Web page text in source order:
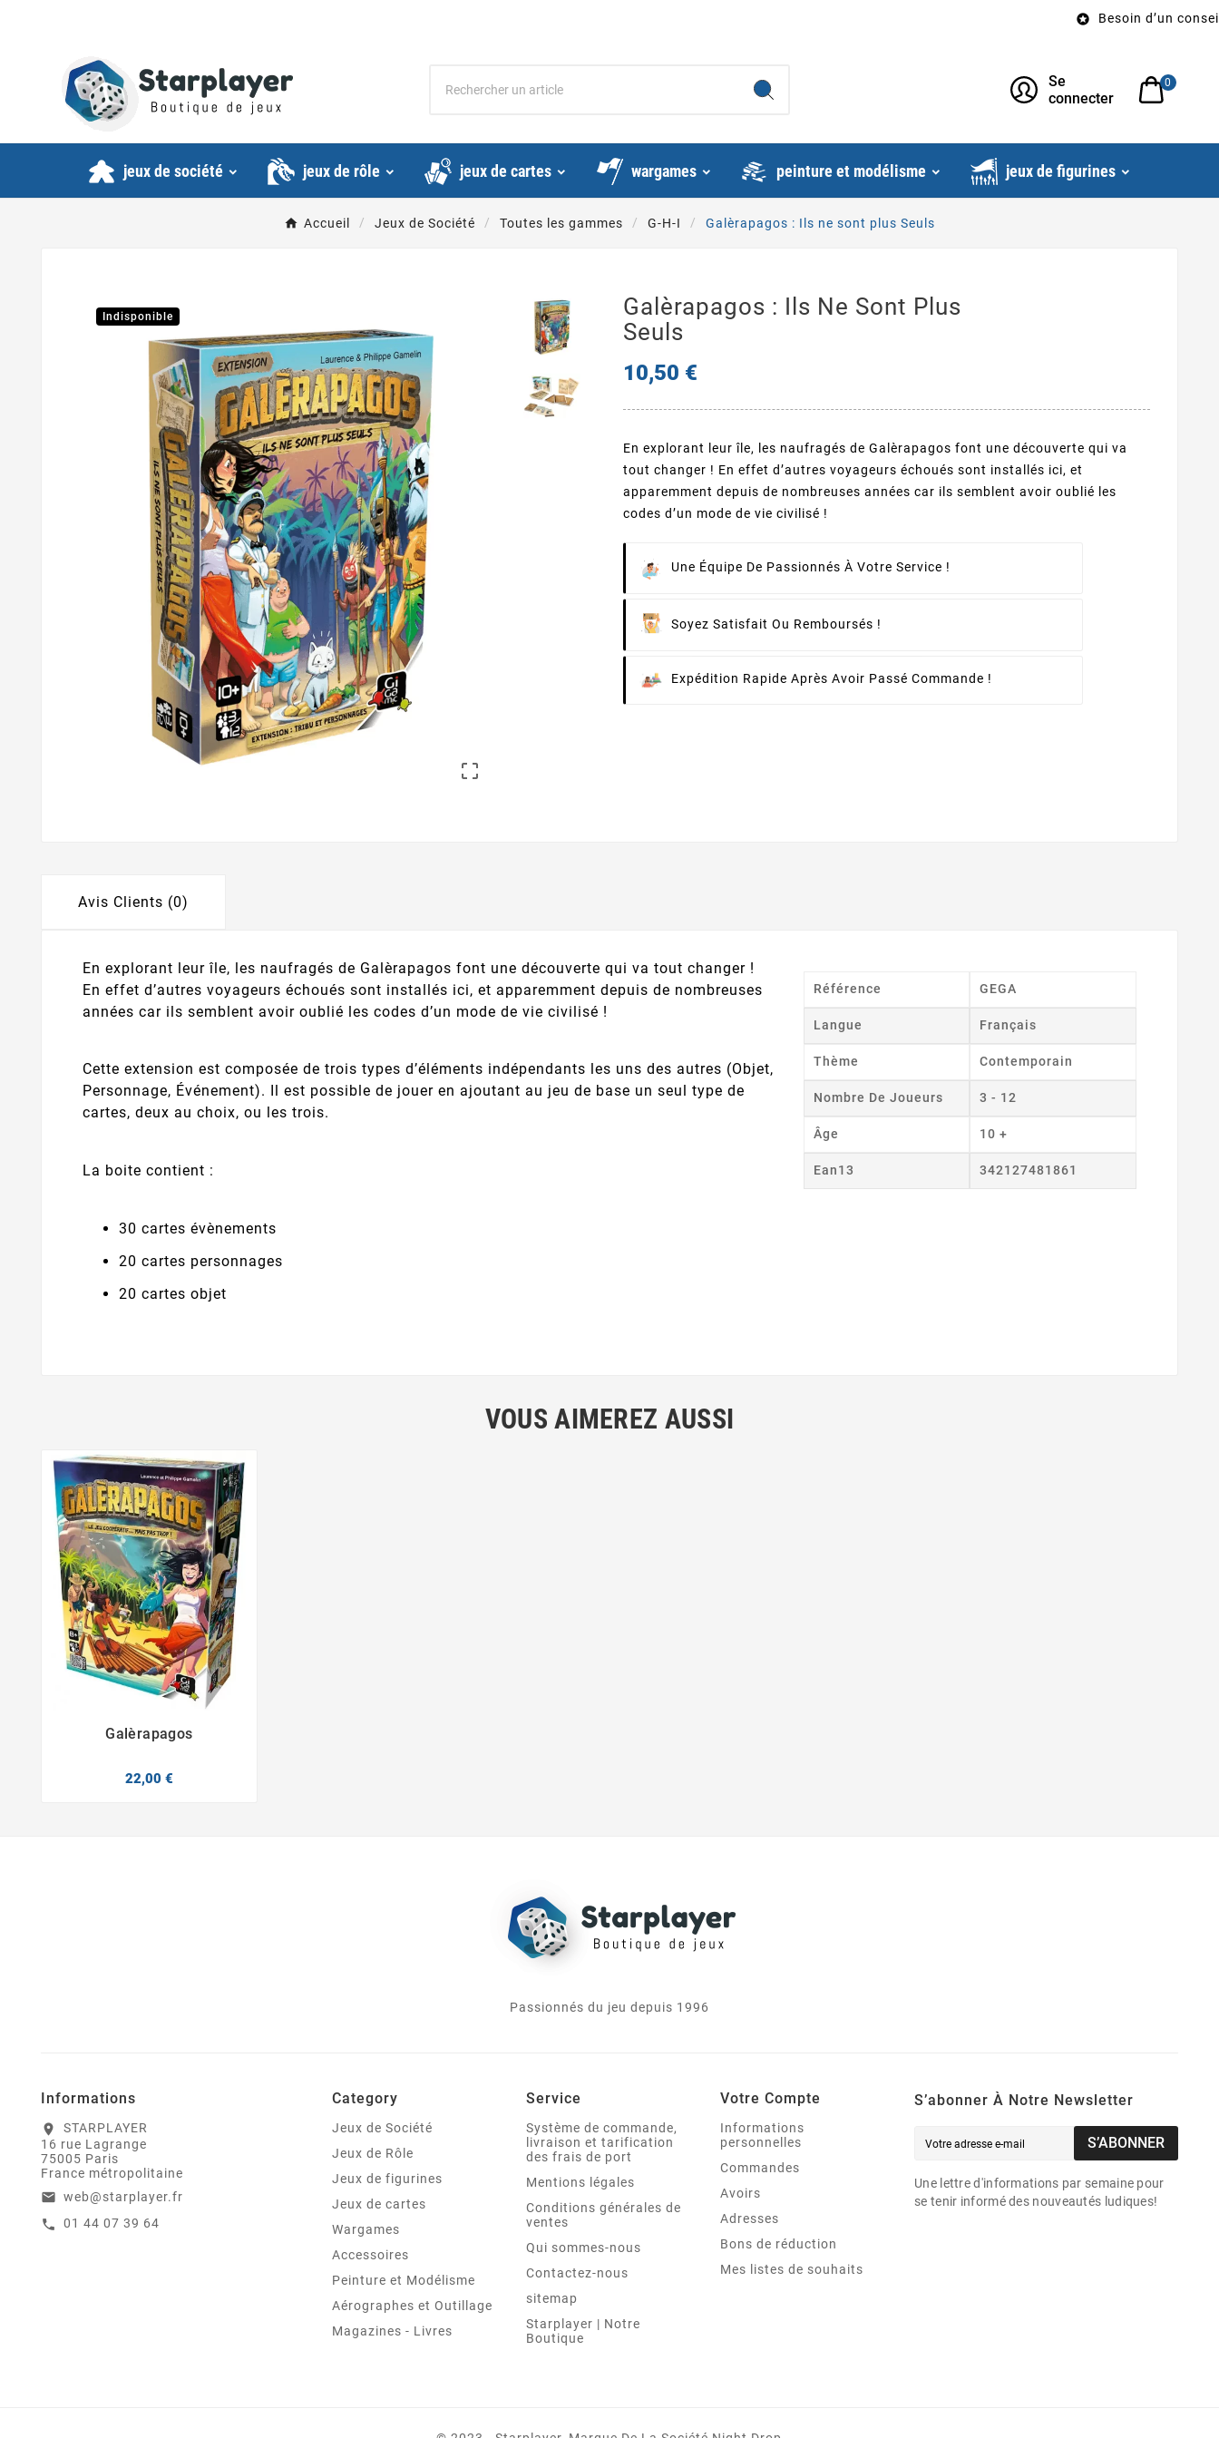
Besoin d’un conseil?
Se
connecter
0
jeux de société jeux de rôle jeux de cartes wargames peinture et modélisme jeux de figurines
Accueil Jeux de Société Toutes les gammes G-H-I Galèrapagos : Ils ne sont plus Seuls
Indisponible

Galèrapagos : Ils Ne Sont Plus
Seuls
10,50 €
En explorant leur île, les naufragés de Galèrapagos font une découverte qui va
tout changer ! En effet d’autres voyageurs échoués sont installés ici, et
apparemment depuis de nombreuses années car ils semblent avoir oublié les
codes d’un mode de vie civilisé !
Une Équipe De Passionnés À Votre Service !
Soyez Satisfait Ou Remboursés !
Expédition Rapide Après Avoir Passé Commande !
Avis Clients (0)
En explorant leur île, les naufragés de Galèrapagos font une découverte qui va tout changer !
En effet d’autres voyageurs échoués sont installés ici, et apparemment depuis de nombreuses
années car ils semblent avoir oublié les codes d’un mode de vie civilisé !
Cette extension est composée de trois types d’éléments indépendants les uns des autres (Objet,
Personnage, Événement). Il est possible de jouer en ajoutant au jeu de base un seul type de
cartes, deux au choix, ou les trois.
La boite contient :
30 cartes évènements
20 cartes personnages
20 cartes objet
Référence GEGA
Langue Français
Thème Contemporain
Nombre De Joueurs 3 - 12
Âge 10 +
Ean13 342127481861
VOUS AIMEREZ AUSSI

Galèrapagos
22,00 €
Passionnés du jeu depuis 1996
Informations
location_on
STARPLAYER
16 rue Lagrange
75005 Paris
France métropolitaine
email web@starplayer.fr
call 01 44 07 39 64
Category
Jeux de Société
Jeux de Rôle
Jeux de figurines
Jeux de cartes
Wargames
Accessoires
Peinture et Modélisme
Aérographes et Outillage
Magazines - Livres
Service
Système de commande,
livraison et tarification
des frais de port
Mentions légales
Conditions générales de
ventes
Qui sommes-nous
Contactez-nous
sitemap
Starplayer | Notre
Boutique
Votre Compte
Informations
personnelles
Commandes
Avoirs
Adresses
Bons de réduction
Mes listes de souhaits
S’abonner À Notre Newsletter
S’ABONNER
Une lettre d'informations par semaine pour
se tenir informé des nouveautés ludiques!